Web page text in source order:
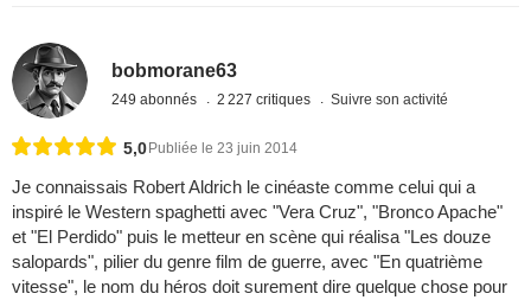
bobmorane63
249 abonnés 2 227 critiques Suivre son activité
5,0 Publiée le 23 juin 2014
Je connaissais Robert Aldrich le cinéaste comme celui qui a
inspiré le Western spaghetti avec "Vera Cruz", "Bronco Apache"
et "El Perdido" puis le metteur en scène qui réalisa "Les douze
salopards", pilier du genre film de guerre, avec "En quatrième
vitesse", le nom du héros doit surement dire quelque chose pour